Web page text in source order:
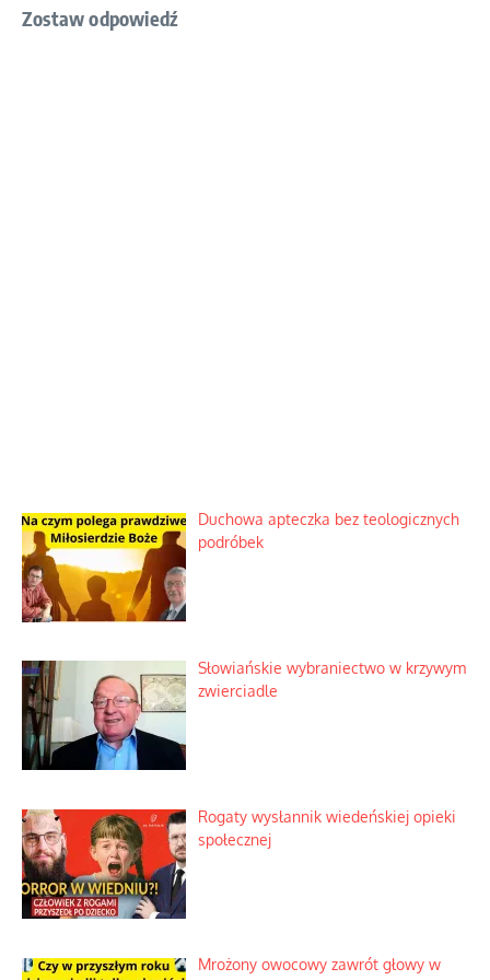
Zostaw odpowiedź
Duchowa apteczka bez teologicznych
podróbek
Słowiańskie wybraniectwo w krzywym
zwierciadle
Rogaty wysłannik wiedeńskiej opieki
społecznej
Mrożony owocowy zawrót głowy w